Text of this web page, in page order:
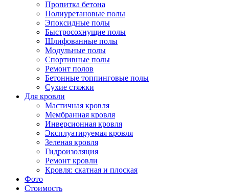
Пропитка бетона
Полиуретановые полы
Эпоксидные полы
Быстросохнущие полы
Шлифованные полы
Модульные полы
Спортивные полы
Ремонт полов
Бетонные топпинговые полы
Сухие стяжки
Для кровли
Мастичная кровля
Мембранная кровля
Инверсионная кровля
Эксплуатируемая кровля
Зеленая кровля
Гидроизоляция
Ремонт кровли
Кровля: скатная и плоская
Фото
Стоимость